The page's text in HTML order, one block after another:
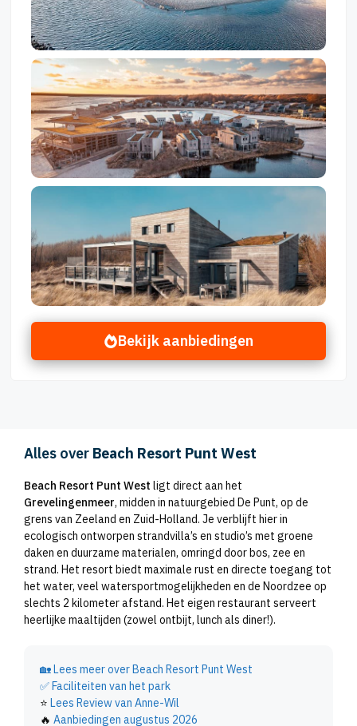
Bekijk aanbiedingen
Alles over Beach Resort Punt West
Beach Resort Punt West ligt direct aan het
Grevelingenmeer, midden in natuurgebied De Punt, op de
grens van Zeeland en Zuid-Holland. Je verblijft hier in
ecologisch ontworpen strandvilla’s en studio’s met groene
daken en duurzame materialen, omringd door bos, zee en
strand. Het resort biedt maximale rust en directe toegang tot
het water, veel watersportmogelijkheden en de Noordzee op
slechts 2 kilometer afstand. Het eigen restaurant serveert
heerlijke maaltijden (zowel ontbijt, lunch als diner!).
🏡Lees meer over Beach Resort Punt West
✅Faciliteiten van het park
⭐ Lees Review van Anne-Wil
🔥 Aanbiedingen augustus 2026